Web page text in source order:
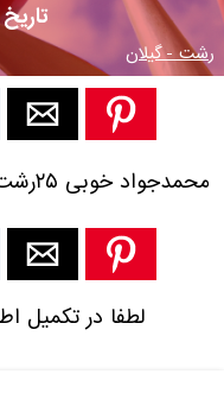
رشت - گیلان
محمدجواد خوبی ۲۵
لطفا در تکمیل